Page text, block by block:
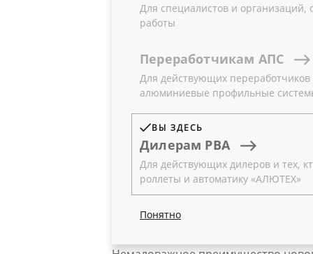
Для специалистов и
работы
Переработчикам АПС
Для действующих переработчиков
алюминиевые профильные
ВЫ ЗДЕСЬ
Дилерам РВА
Для действующих дилеров и тех,
роллеты и автоматику «АЛЮТЕХ»
Понятно
12.05.2021
Группа компаний «АЛЮТЕХ»
и роллетной автоматике.
Технический каталог
В новом издании содержится
электроприводов, устройств
Так, в каталог включены
для роллет ALUTECH,
Electronics. Для удобства